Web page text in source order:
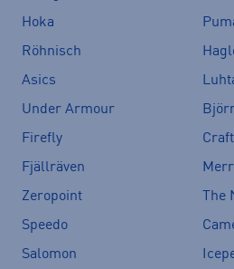
Hoka
Röhnisch
Asics
Under Armour
Firefly
Craft
Fjällräven
Zeropoint
The
Speedo
Salomon